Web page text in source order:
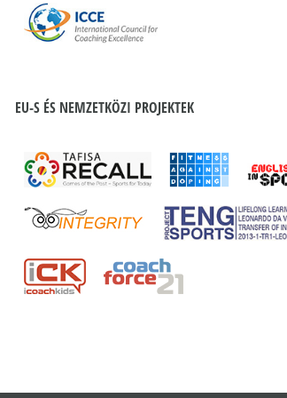
EU-S ÉS NEMZETKÖZI PROJEKTEK